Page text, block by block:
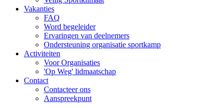
Vakanties
FAQ
Word begeleider
Ervaringen van deelnemers
Ondersteuning organisatie sportkamp
Activiteiten
Voor Organisaties
'Op Weg' lidmaatschap
Contact
Contacteer ons
Aanspreekpunt